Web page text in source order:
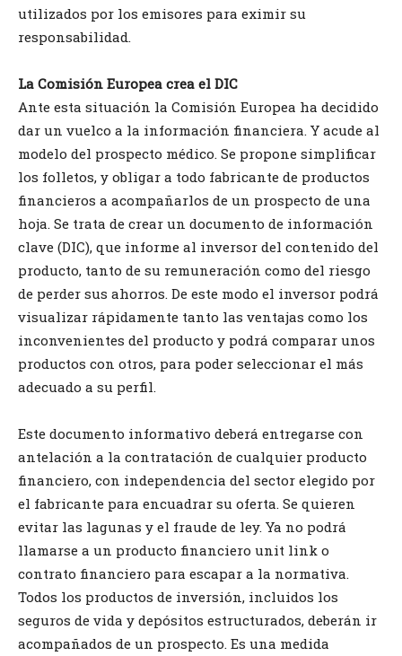
utilizados por los emisores para eximir su
responsabilidad.
La Comisión Europea crea el DIC
Ante esta situación la Comisión Europea ha decidido
dar un vuelco a la información financiera. Y acude al
modelo del prospecto médico. Se propone simplificar
los folletos, y obligar a todo fabricante de productos
financieros a acompañarlos de un prospecto de una
hoja. Se trata de crear un documento de información
clave (DIC), que informe al inversor del contenido del
producto, tanto de su remuneración como del riesgo
de perder sus ahorros. De este modo el inversor podrá
visualizar rápidamente tanto las ventajas como los
inconvenientes del producto y podrá comparar unos
productos con otros, para poder seleccionar el más
adecuado a su perfil.
Este documento informativo deberá entregarse con
antelación a la contratación de cualquier producto
financiero, con independencia del sector elegido por
el fabricante para encuadrar su oferta. Se quieren
evitar las lagunas y el fraude de ley. Ya no podrá
llamarse a un producto financiero unit link o
contrato financiero para escapar a la normativa.
Todos los productos de inversión, incluidos los
seguros de vida y depósitos estructurados, deberán ir
acompañados de un prospecto. Es una medida